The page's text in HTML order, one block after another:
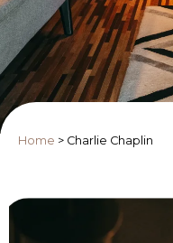
Home > Charlie Chaplin